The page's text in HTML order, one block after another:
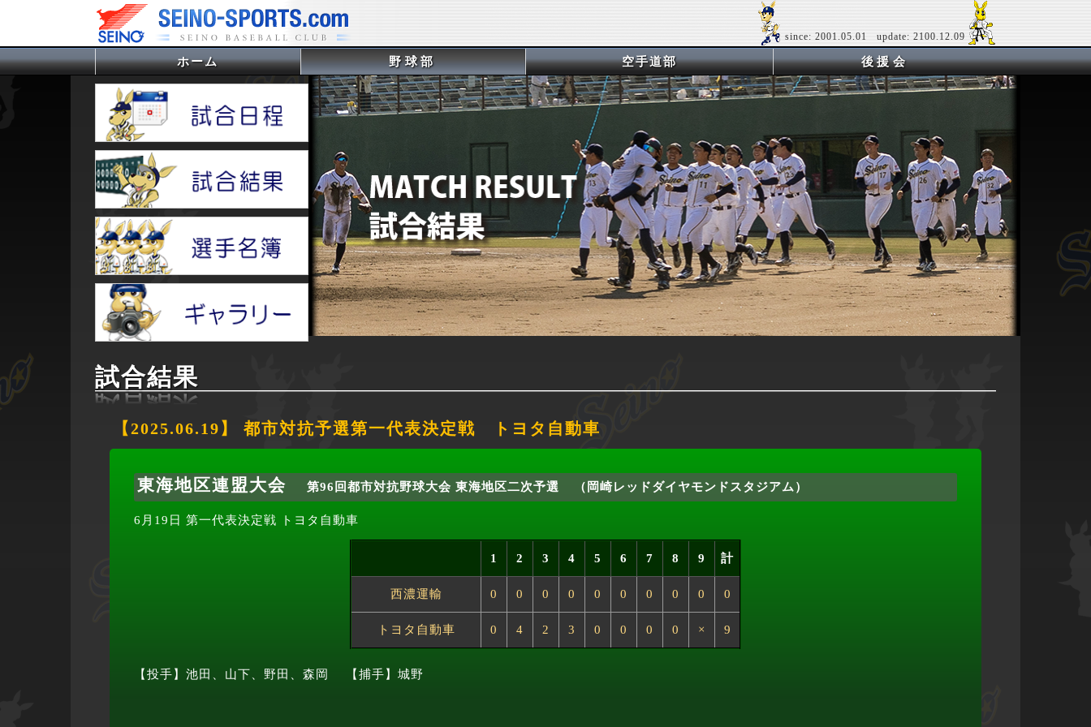
since: 2001.05.01 update: 2100.12.09
ホーム(current) 野球部 空手道部 後援会
試合結果
【2025.06.19】 都市対抗予選第一代表決定戦 トヨタ自動車
東海地区連盟大会 第96回都市対抗野球大会 東海地区二次予選 （岡崎レッドダイヤモンドスタジアム）
6月19日 第一代表決定戦 トヨタ自動車
1 2 3 4 5 6 7 8 9 計
西濃運輸 0 0 0 0 0 0 0 0 0 0
トヨタ自動車 0 4 2 3 0 0 0 0 × 9
【投手】池田、山下、野田、森岡 【捕手】城野